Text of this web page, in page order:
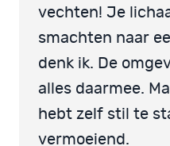
vechten! Je
smachten naar
denk ik. De
alles daarmee.
hebt zelf stil te
vermoeiend.